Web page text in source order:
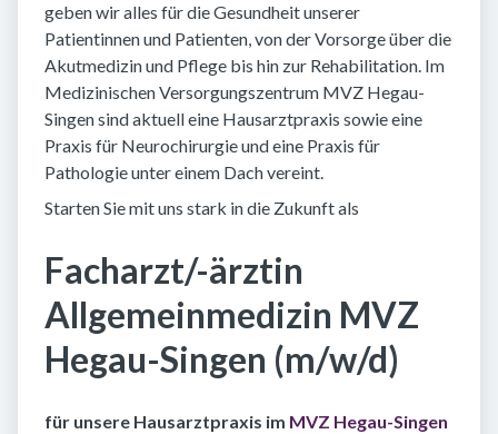
geben wir alles für die Gesundheit unserer
Patientinnen und Patienten, von der Vorsorge über die
Akutmedizin und Pflege bis hin zur Rehabilitation. Im
Medizinischen Versorgungszentrum MVZ Hegau-
Singen sind aktuell eine Hausarztpraxis sowie eine
Praxis für Neurochirurgie und eine Praxis für
Pathologie unter einem Dach vereint.
Starten Sie mit uns stark in die Zukunft als
Facharzt/-ärztin
Allgemeinmedizin MVZ
Hegau-Singen (m/w/d)
für unsere Hausarztpraxis im MVZ Hegau-Singen